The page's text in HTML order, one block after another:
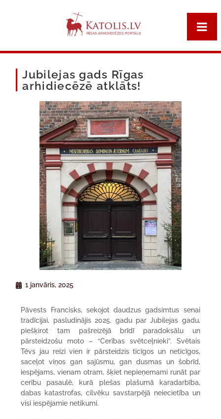
Jubilejas gads Rīgas
arhidiecēzē atklāts!
1 janvāris, 2025
Pāvests Francisks, sekojot daudzus gadsimtus senai
tradīcijai, pasludinājis 2025. gadu par Jubilejas gadu,
piešķirot tam pašreizējā brīdī paradoksālu un
pārsteidzošu moto – “Cerības svētceļnieki”. Svētais
Tēvs jau reizi vien ir pārsteidzis ticīgos un neticīgos,
saceļot viņos gan sajūsmu, gan dusmas un šobrīd,
iespējams, vienam otram, šķiet nepieņemami runāt par
cerību pasaulē, kurā plešas plašumā karadarbība,
dabas katastrofas, cilvēku savstarpējā neiecietība un
visi iespējamie netikumi.